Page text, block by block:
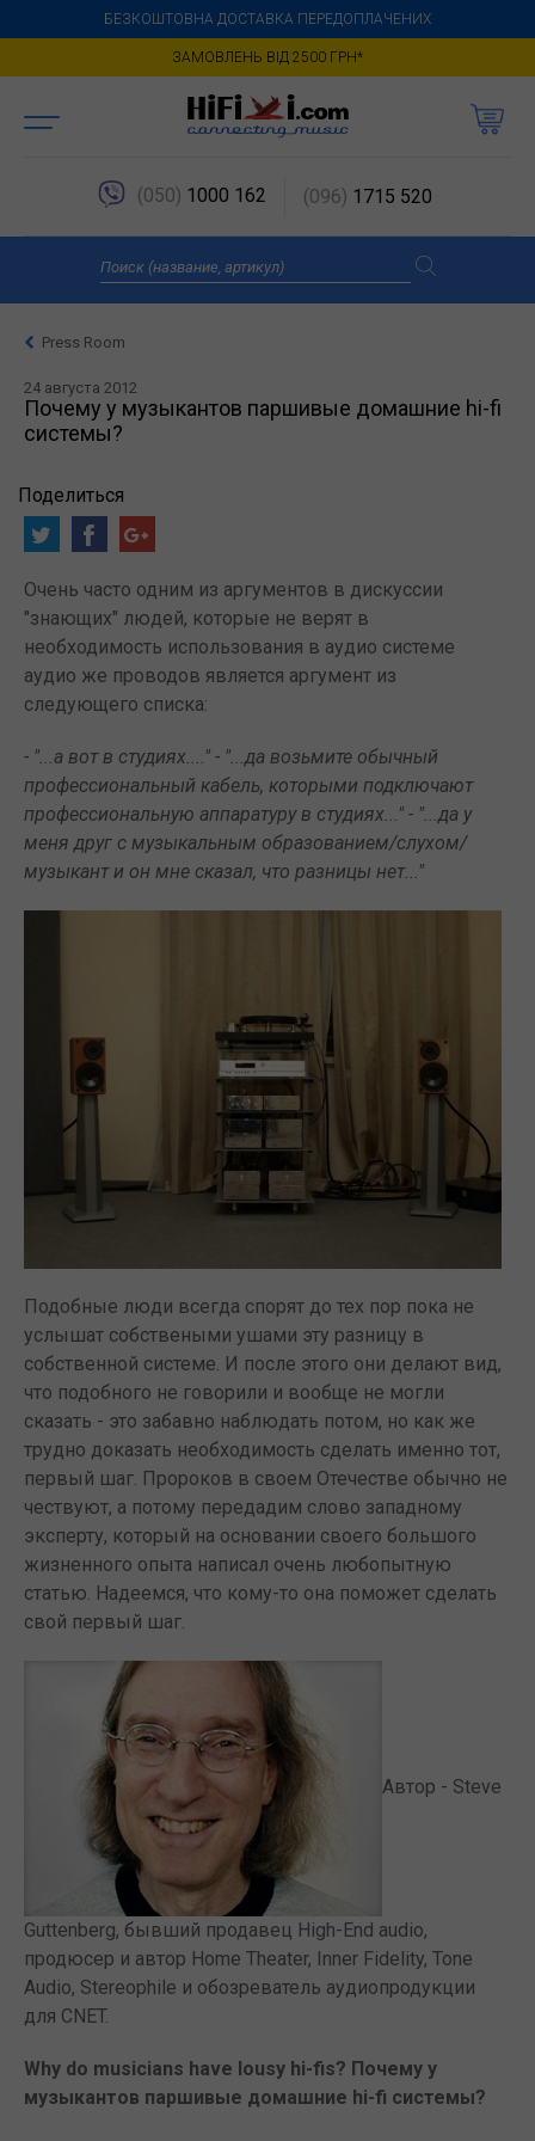
БЕЗКОШТОВНА ДОСТАВКА ПЕРЕДОПЛАЧЕНИХ
ЗАМОВЛЕНЬ ВІД 2500 ГРН*
(050) 1000 162 (096) 1715 520
Press Room
24 августа 2012
Почему у музыкантов паршивые домашние hi-fi
системы?
Поделиться
Очень часто одним из аргументов в дискуссии
"знающих" людей, которые не верят в
необходимость использования в аудио системе
аудио же проводов является аргумент из
следующего списка:
- "...а вот в студиях...." - "...да возьмите обычный
профессиональный кабель, которыми подключают
профессиональную аппаратуру в студиях..." - "...да у
меня друг с музыкальным образованием/слухом/
музыкант и он мне сказал, что разницы нет..."
Подобные люди всегда спорят до тех пор пока не
услышат собствеными ушами эту разницу в
собственной системе. И после этого они делают вид,
что подобного не говорили и вообще не могли
сказать - это забавно наблюдать потом, но как же
трудно доказать необходимость сделать именно тот,
первый шаг. Пророков в своем Отечестве обычно не
чествуют, а потому передадим слово западному
эксперту, который на основании своего большого
жизненного опыта написал очень любопытную
статью. Надеемся, что кому-то она поможет сделать
свой первый шаг.
Автор - Steve
Guttenberg, бывший продавец High-End audio,
продюсер и автор Home Theater, Inner Fidelity, Tone
Audio, Stereophile и обозреватель аудиопродукции
для CNET.
Why do musicians have lousy hi-fis? Почему у
музыкантов паршивые домашние hi-fi системы?